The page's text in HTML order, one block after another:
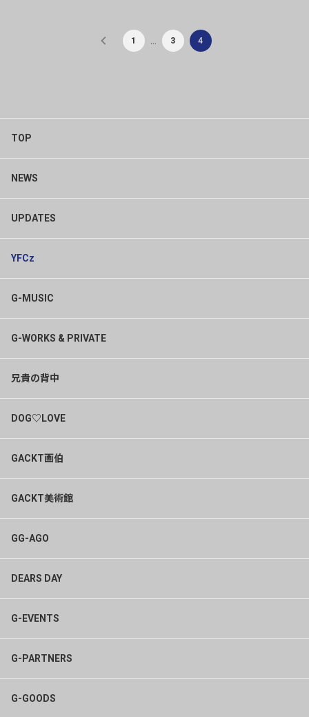
1 3 4
TOP
NEWS
UPDATES
YFCz
G-MUSIC
G-WORKS & PRIVATE
兄貴の背中
DOG♡LOVE
GACKT画伯
GACKT美術館
GG-AGO
DEARS DAY
G-EVENTS
G-PARTNERS
G-GOODS